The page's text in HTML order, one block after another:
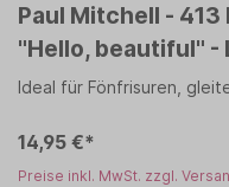
Paul Mitchell -
"Hello, beautiful" -
Ideal für Fönfrisuren,
14,95 €*
Preise inkl. MwSt. zzgl.